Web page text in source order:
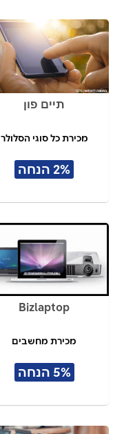
תיים פון
מכירת כל סוגי הסלולר
2% הנחה
Bizlaptop
מכירת מחשבים
5% הנחה